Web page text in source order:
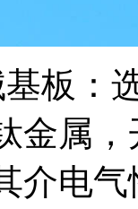
板：
金属
介电